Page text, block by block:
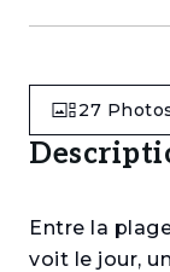
27
Entre la
voit le jour,